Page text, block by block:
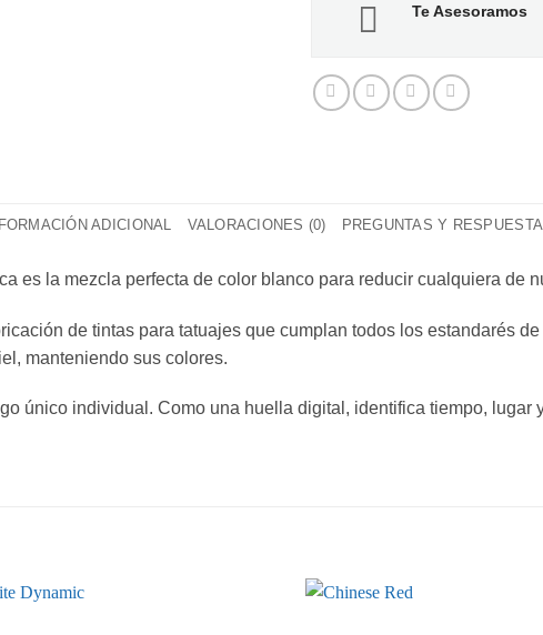
Te Asesoramos
ADICIONAL VALORACIONES (0) PREGUNTAS Y
es la mezcla perfecta de color blanco para reducir cualquiera de
de tintas para tatuajes que cumplan todos los estandarés
manteniendo sus colores.
único individual. Como una huella digital, identifica tiempo, lugar